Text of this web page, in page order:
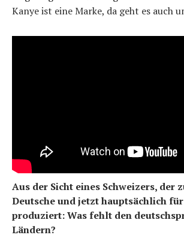
Kanye ist eine Marke, da geht es auch
Aus der Sicht eines Schweizers, der
Deutsche und jetzt hauptsächlich
produziert: Was fehlt den
Ländern?